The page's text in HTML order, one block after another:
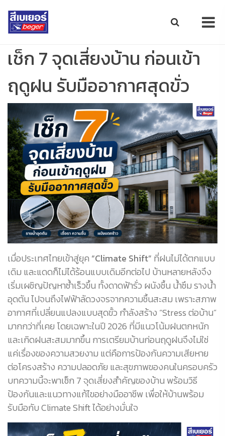
เช็ก 7 จุดเสี่ยงบ้าน ก่อนเข้า
ฤดูฝน รับมืออากาศสุดขั่ว
เมื่อประเทศไทยเข้าสู่ยุค “Climate Shift” ที่ฝนไม่ได้ตกแบบ
เดิม และแดดก็ไม่ได้ร้อนแบบเดิมอีกต่อไป บ้านหลายหลังจึง
เริ่มเผชิญปัญหาซ้ำเร็วขึ้น ทั้งดาดฟ้ารั่ว ผนังชื้น น้ำซึม รางน้ำ
อุดตัน ไปจนถึงไฟฟ้าลัดวงจรจากความชื้นสะสม เพราะสภาพ
อากาศที่เปลี่ยนแปลงแบบสุดขั้ว กำลังสร้าง “Stress ต่อบ้าน”
มากกว่าที่เคย โดยเฉพาะในปี 2026 ที่มีแนวโน้มฝนตกหนัก
และเกิดฝนสะสมมากขึ้น การเตรียมบ้านก่อนฤดูฝนจึงไม่ใช่
แค่เรื่องของความสวยงาม แต่คือการป้องกันความเสียหาย
ต่อโครงสร้าง ความปลอดภัย และสุขภาพของคนในครอบครัว
บทความนี้จะพาเช็ก 7 จุดเสี่ยงสำคัญของบ้าน พร้อมวิธี
ป้องกันและแนวทางแก้ไขอย่างมืออาชีพ เพื่อให้บ้านพร้อม
รับมือกับ Climate Shift ได้อย่างมั่นใจ